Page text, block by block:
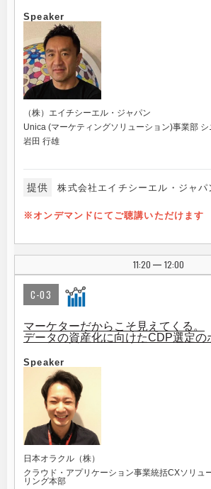
Speaker
（株）エイチシーエル・ジャパン
Unica (マーケティングソリューション)事業部
岩田 行雄
提供 株式会社エイチシーエル・ジャパ
※オンデマンドにてご聴講いただけます
11:20 | 12:00
C-03
マーケターだからこそ見えてくる。
データの資産化に向けたCDP選定の
Speaker
日本オラクル（株）
クラウド・アプリケーション事業統括CXソリュ
リング本部